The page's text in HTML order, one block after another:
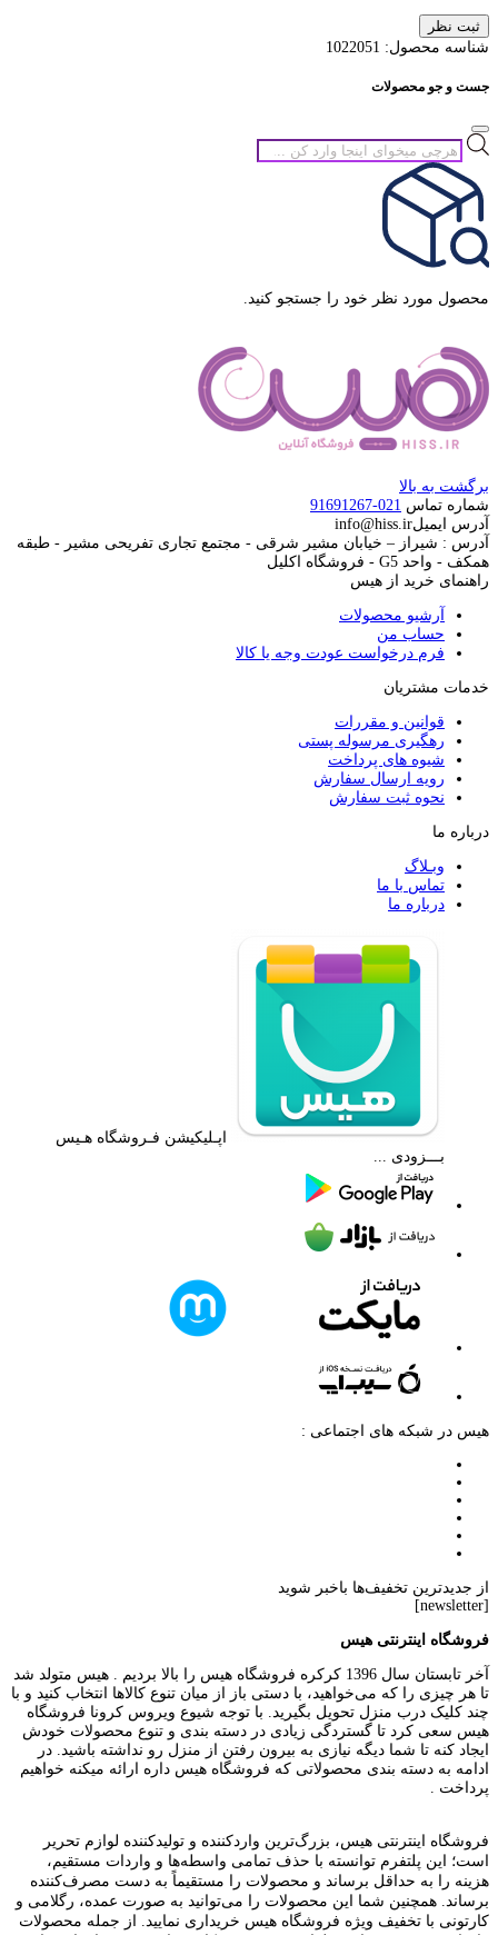
ثبت نظر
شناسه محصول: 1022051
جست و جو محصولات
جستجوی
محصولات
محصول مورد نظر خود را جستجو کنید.
برگشت به بالا
شماره تماس 021-91691267
آدرس ایمیلinfo@hiss.ir
آدرس : شیراز – خیابان مشیر شرقی - مجتمع تجاری تفریحی مشیر - طبقه
همکف - واحد G5 - فروشگاه اکلیل
راهنمای خرید از هیس
آرشیو محصولات
حساب من
فرم درخواست عودت وجه یا کالا
خدمات مشتریان
قوانین و مقررات
رهگیری مرسوله پستی
شیوه های پرداخت
رویه ارسال سفارش
نحوه ثبت سفارش
درباره ما
وبـلاگ
تماس با ما
درباره ما
اپـلیکیشن فـروشگاه هـیس
بـــزودی ...
هیس در شبکه های اجتماعی :
از جدیدترین تخفیف‌ها باخبر شوید
[newsletter]
فروشگاه اینترنتی هیس
آخر تابستان سال 1396 کرکره فروشگاه هیس را بالا بردیم . هیس متولد شد
تا هر چیزی را که می‌خواهید، با دستی باز از میان تنوع کالاها انتخاب کنید و با
چند کلیک درب منزل تحویل بگیرید. با توجه شیوع ویروس کرونا فروشگاه
هیس سعی کرد تا گستردگی زیادی در دسته بندی و تنوع محصولات خودش
ایجاد کنه تا شما دیگه نیازی به بیرون رفتن از منزل رو نداشته باشید. در
ادامه به دسته بندی محصولاتی که فروشگاه هیس داره ارائه میکنه خواهیم
پرداخت .
فروشگاه اینترنتی هیس، بزرگ‌ترین وارد‌کننده و تولید‌کننده لوازم تحریر
است؛ این پلتفرم توانسته با حذف تمامی واسطه‌ها و واردات مستقیم،
هزینه را به حداقل برساند و محصولات را مستقیماً به دست مصرف‌کننده
برساند. همچنین شما این محصولات را می‌توانید به صورت عمده، رگلامی و
کارتونی با تخفیف ویژه فروشگاه هیس خریداری نمایید. از جمله محصولات